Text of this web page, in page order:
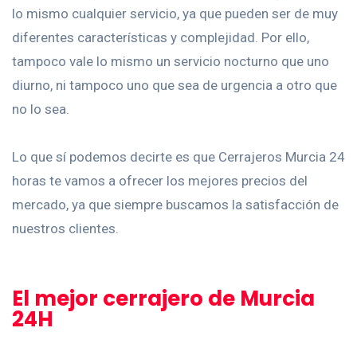
lo mismo cualquier servicio, ya que pueden ser de muy
diferentes características y complejidad. Por ello,
tampoco vale lo mismo un servicio nocturno que uno
diurno, ni tampoco uno que sea de urgencia a otro que
no lo sea.
Lo que sí podemos decirte es que Cerrajeros Murcia 24
horas te vamos a ofrecer los mejores precios del
mercado, ya que siempre buscamos la satisfacción de
nuestros clientes.
El mejor cerrajero de Murcia
24H